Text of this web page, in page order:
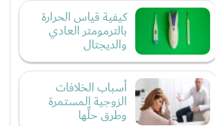
كيفية قياس الحرارة
بالترمومتر العادي
والديجتال
أسباب الخلافات
الزوجية المستمرة
وطرق حلِّها